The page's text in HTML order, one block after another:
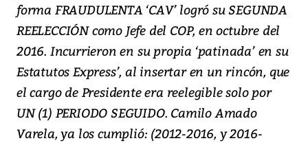
forma FRAUDULENTA ‘CAV’ logró su SEGUNDA
REELECCIÓN como Jefe del COP, en octubre del
2016. Incurrieron en su propia ‘patinada’ en su
Estatutos Express’, al insertar en un rincón, que
el cargo de Presidente era reelegible solo por
UN (1) PERIODO SEGUIDO. Camilo Amado
Varela, ya los cumplió: (2012-2016, y 2016-